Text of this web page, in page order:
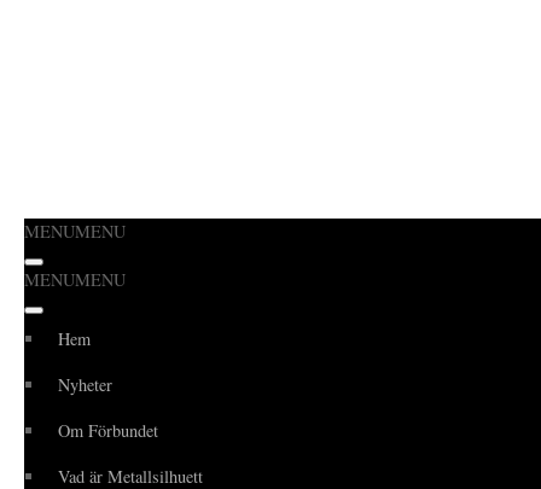
Hoppa
till
innehåll
MENUMENU
MENUMENU
Hem
Nyheter
Om Förbundet
Vad är Metallsilhuett